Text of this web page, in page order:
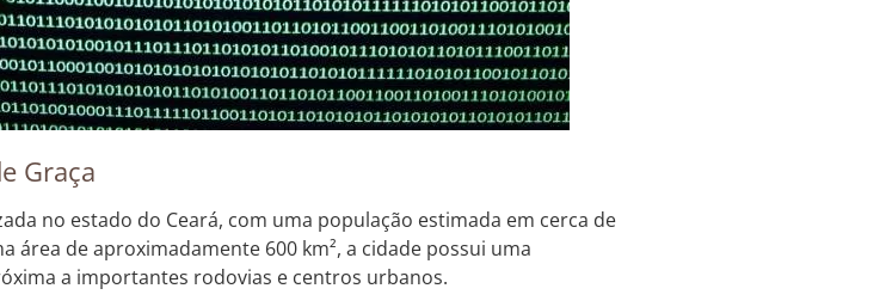
Graça
no estado do Ceará, com uma população estimada em cerca de
área de aproximadamente 600 km², a cidade possui uma
a importantes rodovias e centros urbanos.